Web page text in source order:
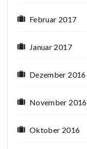
Februar 2017
Januar 2017
Dezember 2016
November 2016
Oktober 2016